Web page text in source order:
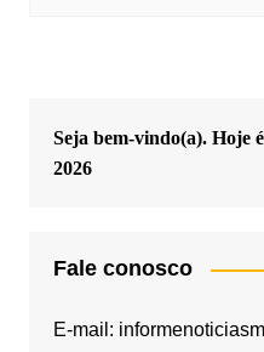
Seja bem-vindo(a). Hoje é
2026
Fale conosco
E-mail: